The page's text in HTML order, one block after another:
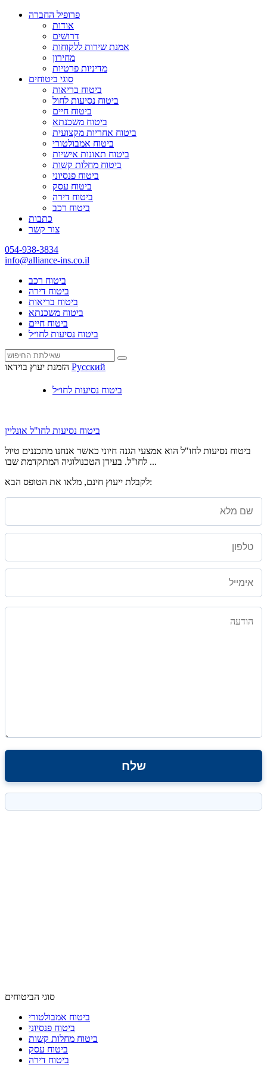
פרופיל החברה
אודות
דרושים
אמנת שירות ללקוחות
מחירון
מדיניות פרטיות
סוגי ביטוחים
ביטוח בריאות
ביטוח נסיעות לחול
ביטוח חיים
ביטוח משכנתא
ביטוח אחריות מקצועית
ביטוח אמבולטורי
ביטוח תאונות אישיות
ביטוח מחלות קשות
ביטוח פנסיוני
ביטוח עסק
ביטוח דירה
ביטוח רכב
כתבות
צור קשר
054-938-3834
info@alliance-ins.co.il
ביטוח רכב
ביטוח דירה
ביטוח בריאות
ביטוח משכנתא
ביטוח חיים
ביטוח נסיעות לחו״ל
הזמנת יעוץ בוידאו Русский
ביטוח נסיעות לחו״ל
ביטוח נסיעות לחו"ל אונליין
ביטוח נסיעות לחו"ל הוא אמצעי הגנה חיוני כאשר אנחנו מתכננים טיול
לחו"ל. בעידן הטכנולוגיה המתקדמת שבו ...
לקבלת ייעוץ חינם, מלאו את הטופס הבא:
סוגי הביטוחים
ביטוח אמבולטורי
ביטוח פנסיוני
ביטוח מחלות קשות
ביטוח עסק
ביטוח דירה